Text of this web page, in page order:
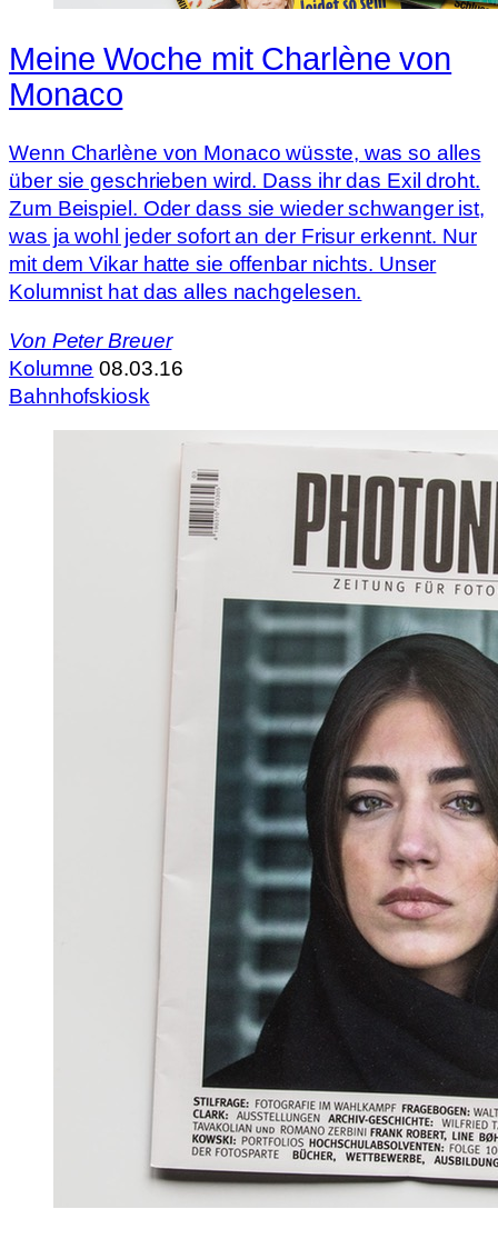
Meine Woche mit Charlène von
Monaco
Wenn Charlène von Monaco wüsste, was so alles
über sie geschrieben wird. Dass ihr das Exil droht.
Zum Beispiel. Oder dass sie wieder schwanger ist,
was ja wohl jeder sofort an der Frisur erkennt. Nur
mit dem Vikar hatte sie offenbar nichts. Unser
Kolumnist hat das alles nachgelesen.
Von Peter Breuer
Kolumne 08.03.16
Bahnhofskiosk